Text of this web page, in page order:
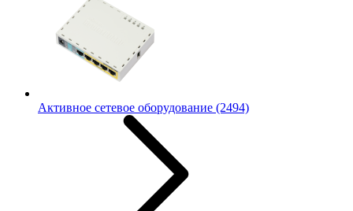
Активное сетевое оборудование (2494)